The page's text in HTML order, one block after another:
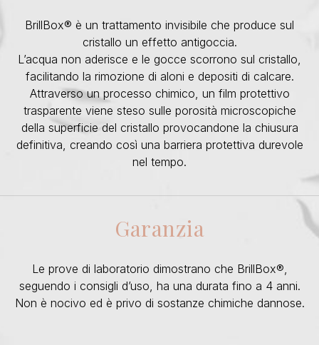
BrillBox® è un trattamento invisibile che produce sul
cristallo un effetto antigoccia.
L’acqua non aderisce e le gocce scorrono sul cristallo,
facilitando la rimozione di aloni e depositi di calcare.
Attraverso un processo chimico, un film protettivo
trasparente viene steso sulle porosità microscopiche
della superficie del cristallo provocandone la chiusura
definitiva, creando così una barriera protettiva durevole
nel tempo.
Garanzia
Le prove di laboratorio dimostrano che BrillBox®,
seguendo i consigli d’uso, ha una durata fino a 4 anni.
Non è nocivo ed è privo di sostanze chimiche dannose.